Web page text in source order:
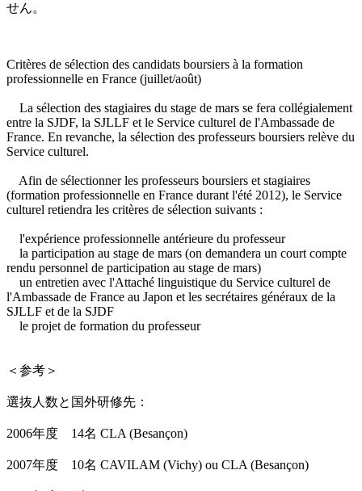
せん。
Critères de sélection des candidats boursiers à la formation
professionnelle en France (juillet/août)
La sélection des stagiaires du stage de mars se fera collégialement
entre la SJDF, la SJLLF et le Service culturel de l'Ambassade de
France. En revanche, la sélection des professeurs boursiers relève du
Service culturel.
Afin de sélectionner les professeurs boursiers et stagiaires
(formation professionnelle en France durant l'été 2012), le Service
culturel retiendra les critères de sélection suivants :
l'expérience professionnelle antérieure du professeur
la participation au stage de mars (on demandera un court compte
rendu personnel de participation au stage de mars)
un entretien avec l'Attaché linguistique du Service culturel de
l'Ambassade de France au Japon et les secrétaires généraux de la
SJLLF et de la SJDF
le projet de formation du professeur
＜参考＞
選抜人数と国外研修先：
2006年度 14名 CLA (Besançon)
2007年度 10名 CAVILAM (Vichy) ou CLA (Besançon)